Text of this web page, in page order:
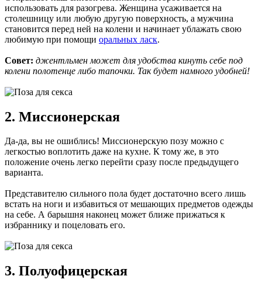
использовать для разогрева. Женщина усаживается на
столешницу или любую другую поверхность, а мужчина
становится перед ней на колени и начинает ублажать свою
любимую при помощи оральных ласк.
Совет: джентльмен может для удобства кинуть себе под
колени полотенце либо тапочки. Так будет намного удобней!
2. Миссионерская
Да-да, вы не ошиблись! Миссионерскую позу можно с
легкостью воплотить даже на кухне. К тому же, в это
положение очень легко перейти сразу после предыдущего
варианта.
Представителю сильного пола будет достаточно всего лишь
встать на ноги и избавиться от мешающих предметов одежды
на себе. А барышня наконец может ближе прижаться к
избраннику и поцеловать его.
3. Полуофицерская